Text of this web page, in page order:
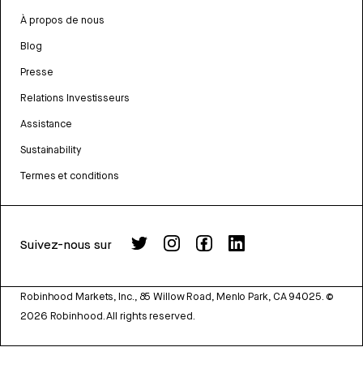
À propos de nous
Blog
Presse
Relations Investisseurs
Assistance
Sustainability
Termes et conditions
Suivez-nous sur
Robinhood Markets, Inc., 85 Willow Road, Menlo Park, CA 94025. ©
2026 Robinhood. All rights reserved.